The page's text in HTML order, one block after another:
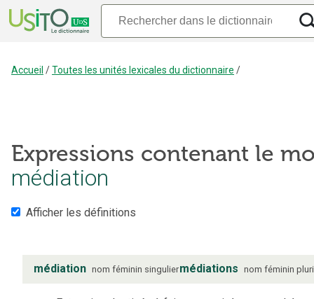
Accueil /Toutes les unités lexicales du dictionnaire /
Expressions contenant le
médiation
Afficher les définitions
médiation nom féminin singuliermédiations nom féminin